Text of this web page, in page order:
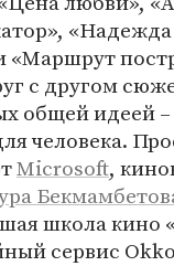
«Маршрут
с другом
общей идеей –
человека.
Microsoft,
школа кино
сервис